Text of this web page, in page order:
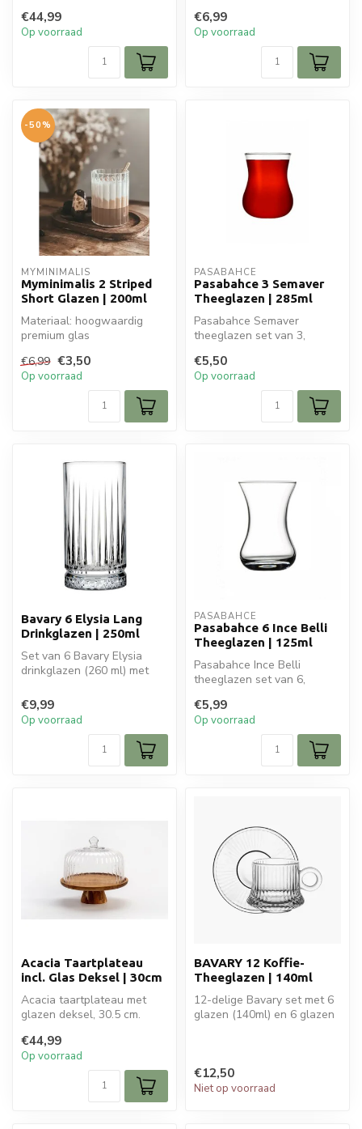
€44,99
Op voorraad
glaswaren. P...
€6,99
Op voorraad
-50%
MYMINIMALIS
Myminimalis 2 Striped
Short Glazen | 200ml
Materiaal: hoogwaardig
premium glas
alle warme en ...
€6,99 €3,50
Op voorraad
PASABAHCE
Pasabahce 3 Semaver
Theeglazen | 285ml
Pasabahce Semaver
theeglazen set van 3,
thee en koffie,...
€5,50
Op voorraad
Bavary 6 Elysia Lang
Drinkglazen | 250ml
Set van 6 Bavary Elysia
drinkglazen (260 ml) met
voor w...
€9,99
Op voorraad
PASABAHCE
Pasabahce 6 Ince Belli
Theeglazen | 125ml
Pasabahce Ince Belli
theeglazen set van 6,
ontwerp, id...
€5,99
Op voorraad
Acacia Taartplateau
incl. Glas Deksel | 30cm
Acacia taartplateau met
glazen deksel, 30.5 cm.
optimale...
€44,99
Op voorraad
BAVARY 12 Koffie-
Theeglazen | 140ml
12-delige Bavary set met 6
glazen (140ml) en 6 glazen
€12,50
Niet op voorraad